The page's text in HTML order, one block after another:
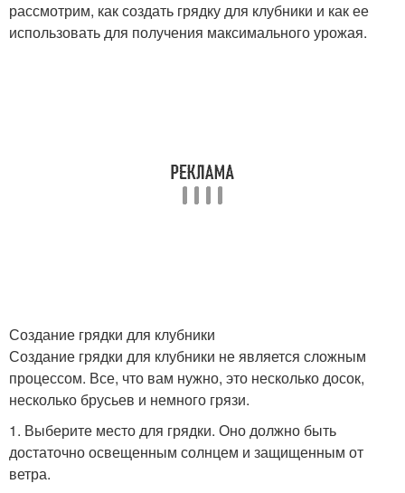
рассмотрим, как создать грядку для клубники и как ее
использовать для получения максимального урожая.
Создание грядки для клубники
Создание грядки для клубники не является сложным
процессом. Все, что вам нужно, это несколько досок,
несколько брусьев и немного грязи.
1. Выберите место для грядки. Оно должно быть
достаточно освещенным солнцем и защищенным от
ветра.